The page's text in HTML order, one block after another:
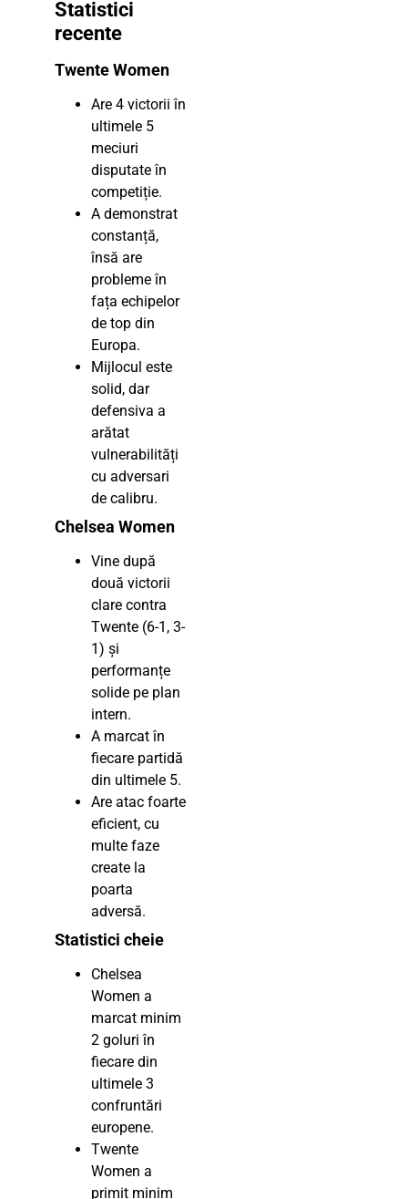
Statistici
recente
Twente Women
Are 4 victorii în
ultimele 5
meciuri
disputate în
competiție.
A demonstrat
constanță,
însă are
probleme în
fața echipelor
de top din
Europa.
Mijlocul este
solid, dar
defensiva a
arătat
vulnerabilități
cu adversari
de calibru.
Chelsea Women
Vine după
două victorii
clare contra
Twente (6-1, 3-
1) și
performanțe
solide pe plan
intern.
A marcat în
fiecare partidă
din ultimele 5.
Are atac foarte
eficient, cu
multe faze
create la
poarta
adversă.
Statistici cheie
Chelsea
Women a
marcat minim
2 goluri în
fiecare din
ultimele 3
confruntări
europene.
Twente
Women a
primit minim